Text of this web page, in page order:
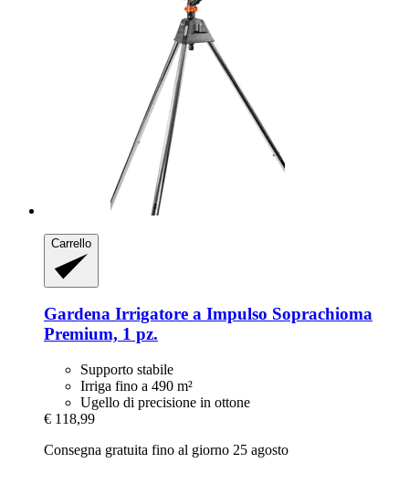
Carrello
Gardena Irrigatore a Impulso Soprachioma
Premium, 1 pz.
Supporto stabile
Irriga fino a 490 m²
Ugello di precisione in ottone
€ 118,99
Consegna gratuita fino al giorno 25 agosto